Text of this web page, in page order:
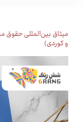
میثاق بین‌المللی
و کوردی)